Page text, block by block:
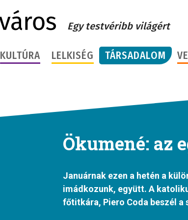
Egy testvéribb világért
KULTÚRA LELKISÉG TÁRSADALOM
Ökumené: az
Januárnak ezen a hetén a
imádkozunk, együtt. A
főtitkára, Piero Coda beszél